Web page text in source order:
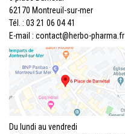
62170 Montreuil-sur-mer
Tél. : 03 21 06 04 41
E-mail : contact@herbo-pharma.fr
Du lundi au vendredi